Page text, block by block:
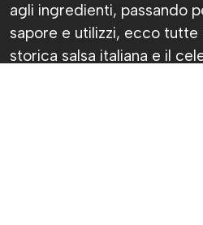
agli ingredienti, passando
sapore e utilizzi, ecco
storica salsa italiana e il